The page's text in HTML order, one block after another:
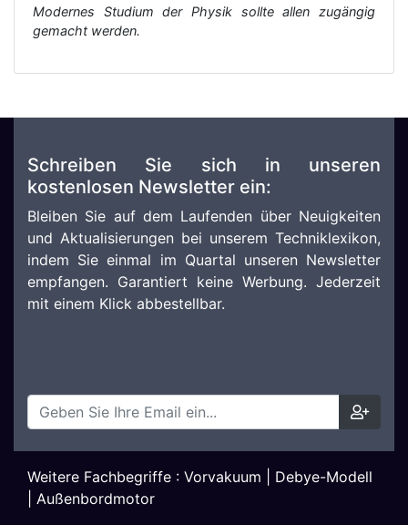
Modernes Studium der Physik sollte allen zugängig
gemacht werden.
Schreiben Sie sich in unseren
kostenlosen Newsletter ein:
Bleiben Sie auf dem Laufenden über Neuigkeiten
und Aktualisierungen bei unserem Techniklexikon,
indem Sie einmal im Quartal unseren Newsletter
empfangen. Garantiert keine Werbung. Jederzeit
mit einem Klick abbestellbar.
Weitere Fachbegriffe : Vorvakuum
Debye-Modell
Außenbordmotor